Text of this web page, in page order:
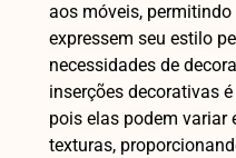
aos móveis,
expressem seu estilo
necessidades de
inserções decorativas
pois elas podem variar
texturas,